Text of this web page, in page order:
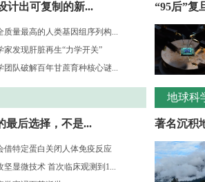
计出可复制的新...
质量最高的人类基因组序列构...
家发现肝脏再生“力学开关”
团队破解百年甘蔗育种核心谜...
最后选择，不是...
借特定蛋白关闭人体免疫反应
坚显微技术 首次临床观测到1...
“95后”复
地球科
著名沉积